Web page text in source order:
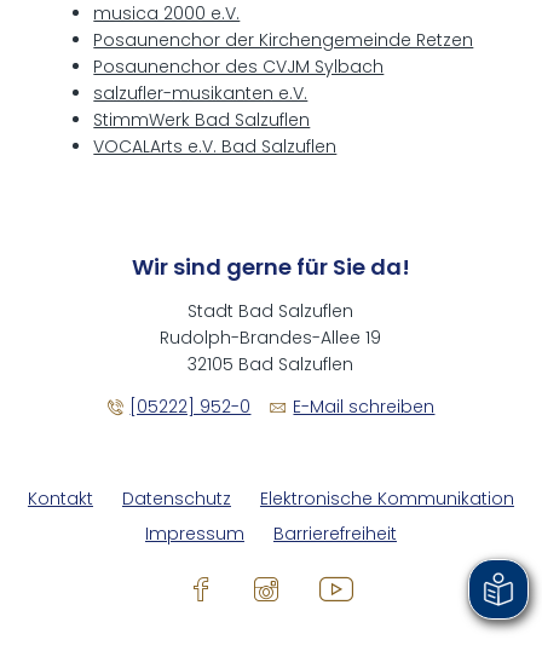
musica 2000 e.V.
Posaunenchor der Kirchengemeinde Retzen
Posaunenchor des CVJM Sylbach
salzufler-musikanten e.V.
StimmWerk Bad Salzuflen
VOCALArts e.V. Bad Salzuflen
Wir sind gerne für Sie da!
Stadt Bad Salzuflen
Rudolph-Brandes-Allee 19
32105 Bad Salzuflen
[05222] 952-0
E-Mail schreiben
Kontakt Datenschutz
Elektronische Kommunikation
Impressum
Barrierefreiheit